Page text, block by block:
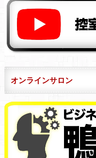
オンラインサロン